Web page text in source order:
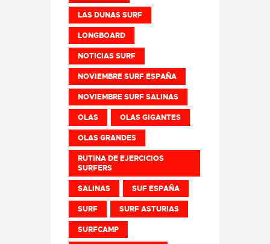
LAS DUNAS SURF
LONGBOARD
NOTICIAS SURF
NOVIEMBRE SURF ESPAÑA
NOVIEMBRE SURF SALINAS
OLAS OLAS GIGANTES
OLAS GRANDES
RUTINA DE EJERCICIOS
SURFERS
SALINAS SUF ESPAÑA
SURF SURF ASTURIAS
SURFCAMP